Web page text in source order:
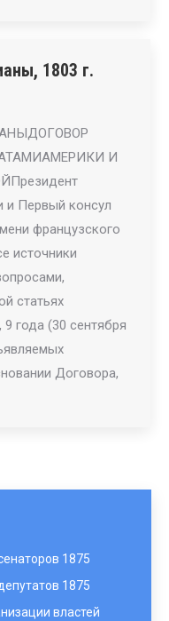
1803 г.
И
Первый консул
французского
источники
статьях
года (30 сентября
Договора,
1875
1875
властей